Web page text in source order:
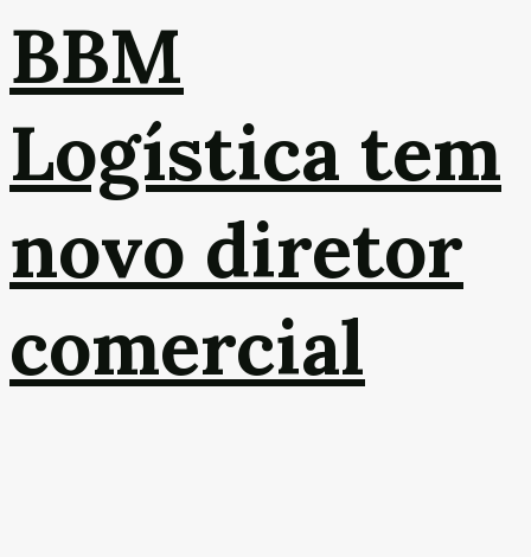
BBM
Logística tem
novo diretor
comercial